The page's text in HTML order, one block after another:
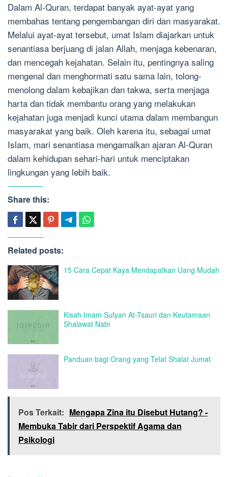
Dalam Al-Quran, terdapat banyak ayat-ayat yang
membahas tentang pengembangan diri dan masyarakat.
Melalui ayat-ayat tersebut, umat Islam diajarkan untuk
senantiasa berjuang di jalan Allah, menjaga kebenaran,
dan mencegah kejahatan. Selain itu, pentingnya saling
mengenal dan menghormati satu sama lain, tolong-
menolong dalam kebajikan dan takwa, serta menjaga
harta dan tidak membantu orang yang melakukan
kejahatan juga menjadi kunci utama dalam membangun
masyarakat yang baik. Oleh karena itu, sebagai umat
Islam, mari senantiasa mengamalkan ajaran Al-Quran
dalam kehidupan sehari-hari untuk menciptakan
lingkungan yang lebih baik.
Share this:
Related posts:
15 Cara Cepat Kaya Mendapatkan Uang Mudah
Kisah Imam Sufyan At-Tsauri dan Keutamaan
Shalawat Nabi
Panduan bagi Orang yang Telat Shalat Jumat
Pos Terkait: Mengapa Zina itu Disebut Hutang? -
Membuka Tabir dari Perspektif Agama dan
Psikologi